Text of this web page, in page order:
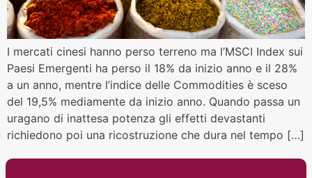
I mercati cinesi hanno perso terreno ma l’MSCI Index sui
Paesi Emergenti ha perso il 18% da inizio anno e il 28%
a un anno, mentre l’indice delle Commodities è sceso
del 19,5% mediamente da inizio anno. Quando passa un
uragano di inattesa potenza gli effetti devastanti
richiedono poi una ricostruzione che dura nel tempo […]